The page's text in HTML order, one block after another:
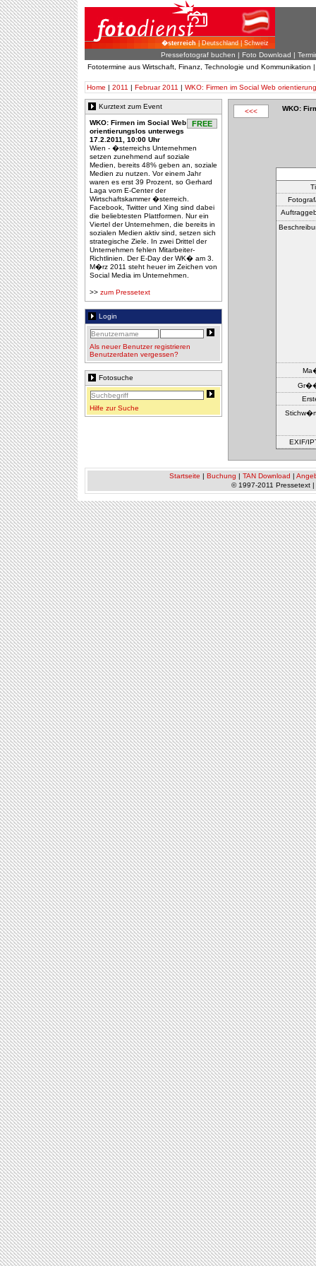
�sterreich| Deutschland | Schweiz
Pressefotograf buchen | Foto Download |
Fototermine aus Wirtschaft, Finanz, Technologie und Kommunikation
Home | 2011 | Februar 2011 | WKO: Firmen im Social Web
Kurztext zum Event
FREE
WKO: Firmen im Social Web
orientierungslos unterwegs
17.2.2011, 10:00 Uhr
Wien - �sterreichs Unternehmen
setzen zunehmend auf soziale
Medien, bereits 48% geben an, soziale
Medien zu nutzen. Vor einem Jahr
waren es erst 39 Prozent, so Gerhard
Laga vom E-Center der
Wirtschaftskammer �sterreich.
Facebook, Twitter und Xing sind dabei
die beliebtesten Plattformen. Nur ein
Viertel der Unternehmen, die bereits in
sozialen Medien aktiv sind, setzen sich
strategische Ziele. In zwei Drittel der
Unternehmen fehlen Mitarbeiter-
Richtlinien. Der E-Day der WK� am 3.
M�rz 2011 steht heuer im Zeichen von
Social Media im Unternehmen.
>> zum Pressetext
Login
Als neuer Benutzer registrieren
Benutzerdaten vergessen?
Fotosuche
Hilfe zur Suche
<<< WKO:
EXIF/
Startseite | Buchung | TAN Download |
© 1997-2011 Pressetext